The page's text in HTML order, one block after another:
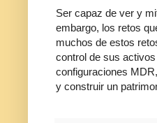
Ser capaz de ver y
embargo, los retos
muchos de estos
control de sus
configuraciones
y construir un